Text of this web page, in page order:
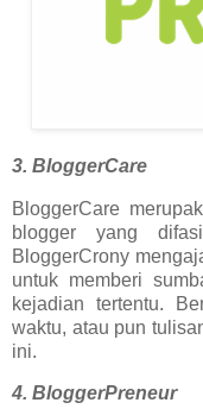
3. BloggerCare
BloggerCare
blogger yang
BloggerCrony
untuk memberi
kejadian tertentu.
waktu, atau pun
ini.
4. BloggerPreneur